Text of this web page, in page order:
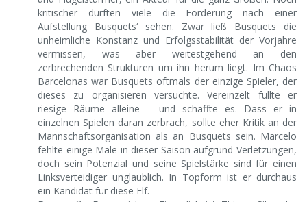
kritischer dürften viele die Forderung nach einer
Aufstellung Busquets‘ sehen. Zwar ließ Busquets die
unheimliche Konstanz und Erfolgsstabilität der Vorjahre
vermissen, was aber weitestgehend an den
zerbrechenden Strukturen um ihn herum liegt. Im Chaos
Barcelonas war Busquets oftmals der einzige Spieler, der
dieses zu organisieren versuchte. Vereinzelt füllte er
riesige Räume alleine – und schaffte es. Dass er in
einzelnen Spielen daran zerbrach, sollte eher Kritik an der
Mannschaftsorganisation als an Busquets sein. Marcelo
fehlte einige Male in dieser Saison aufgrund Verletzungen,
doch sein Potenzial und seine Spielstärke sind für einen
Linksverteidiger unglaublich. In Topform ist er durchaus
ein Kandidat für diese Elf.